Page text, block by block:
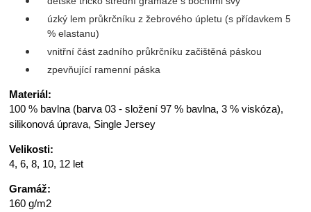
úzký lem průkrčníku z žebrového úpletu (s přídavkem 5
% elastanu)
vnitřní část zadního průkrčníku začištěná páskou
zpevňující ramenní páska
Materiál:
100 % bavlna (barva 03 - složení 97 % bavlna, 3 % viskóza),
silikonová úprava, Single Jersey
Velikosti:
4, 6, 8, 10, 12 let
Gramáž:
160 g/m2